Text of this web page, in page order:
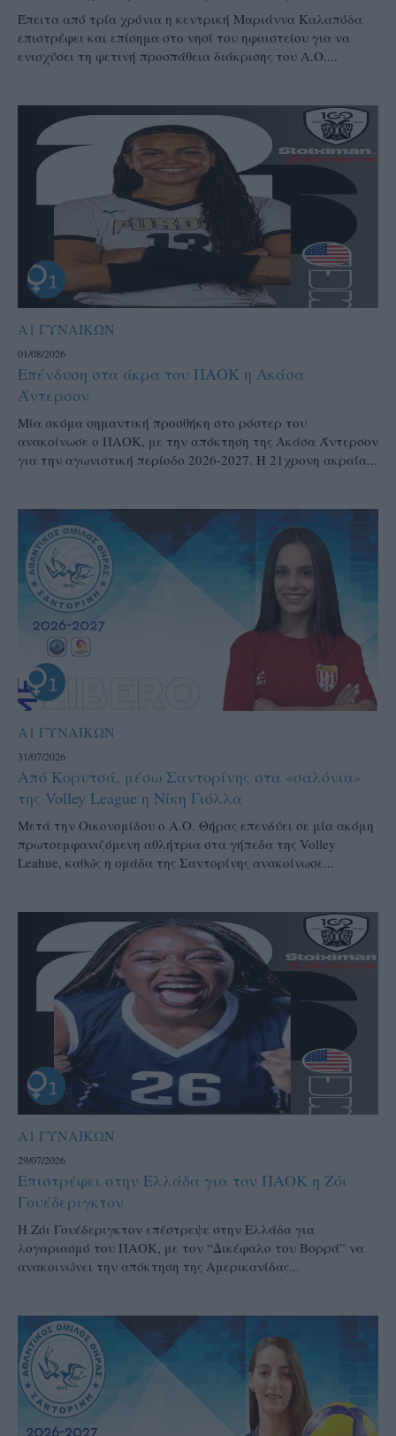
Έπειτα από τρία χρόνια η κεντρική Μαριάννα Καλαπόδα
επιστρέφει και επίσημα στο νησί του ηφαιστείου για να
ενισχύσει τη φετινή προσπάθεια διάκρισης του Α.Ο....
Α1 ΓΥΝΑΙΚΩΝ
01/08/2026
Επένδυση στα άκρα του ΠΑΟΚ η Ακάσα
Άντερσον
Μία ακόμα σημαντική προσθήκη στο ρόστερ του
ανακοίνωσε ο ΠΑΟΚ, με την απόκτηση της Ακάσα Άντερσον
για την αγωνιστική περίοδο 2026-2027. Η 21χρονη ακραία...
Α1 ΓΥΝΑΙΚΩΝ
31/07/2026
Από Κορυτσά, μέσω Σαντορίνης στα «σαλόνια»
της Volley League η Νίκη Γιόλλα
Μετά την Οικονομίδου ο Α.Ο. Θήρας επενδύει σε μία ακόμη
πρωτοεμφανιζόμενη αθλήτρια στα γήπεδα της Volley
Leahue, καθώς η ομάδα της Σαντορίνης ανακοίνωσε...
Α1 ΓΥΝΑΙΚΩΝ
29/07/2026
Επιστρέφει στην Ελλάδα για τον ΠΑΟΚ η Ζόι
Γουέδεριγκτον
Η Ζόι Γουέδεριγκτον επέστρεψε στην Ελλάδα για
λογαριασμό του ΠΑΟΚ, με τον “Δικέφαλο του Βορρά” να
ανακοινώνει την απόκτηση της Αμερικανίδας...